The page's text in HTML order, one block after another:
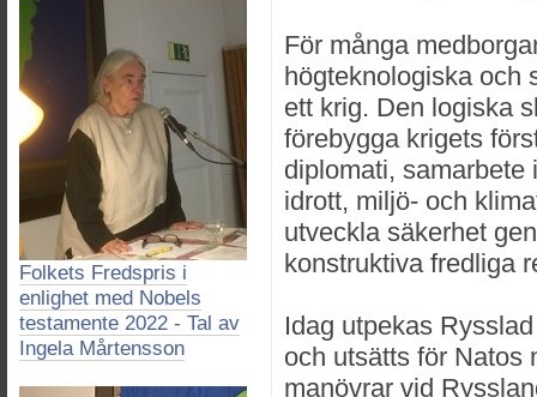
Folkets Fredspris i
enlighet med Nobels
testamente 2022 - Tal av
Ingela Mårtensson
För många
högteknologiska och
ett krig. Den logiska
förebygga krigets
diplomati, samarbete
idrott, miljö- och
utveckla säkerhet
konstruktiva fredliga
Idag utpekas
och utsätts för Natos
manövrar vid